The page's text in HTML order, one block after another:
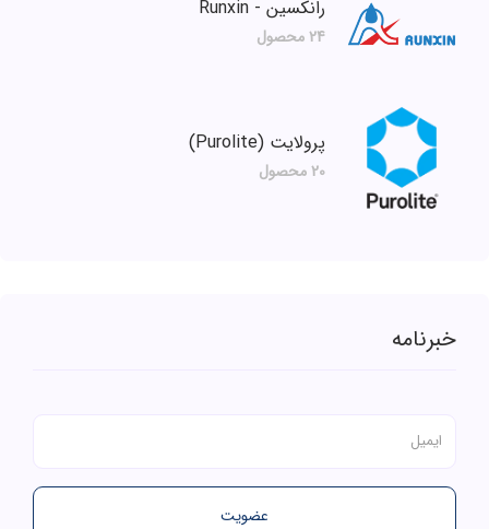
رانکسین - Runxin
24 محصول
پرولایت (Purolite)
20 محصول
خبرنامه
عضویت